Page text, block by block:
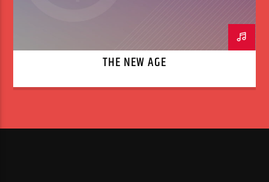
THE NEW AGE